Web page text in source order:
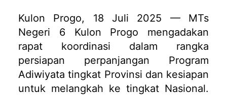
Kulon Progo, 18 Juli 2025 — MTs
Negeri 6 Kulon Progo mengadakan
rapat koordinasi dalam rangka
persiapan perpanjangan Program
Adiwiyata tingkat Provinsi dan kesiapan
untuk melangkah ke tingkat Nasional.